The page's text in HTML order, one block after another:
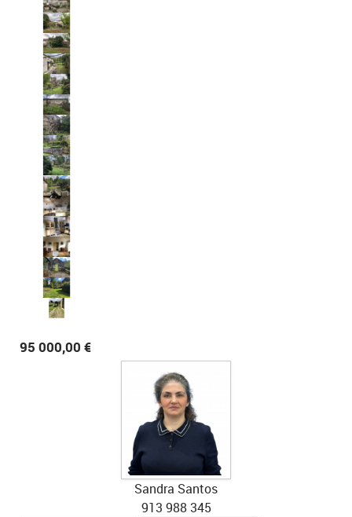
95 000,00 €
Sandra Santos
913 988 345